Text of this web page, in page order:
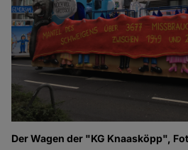
Der Wagen der "KG Knaasköpp",